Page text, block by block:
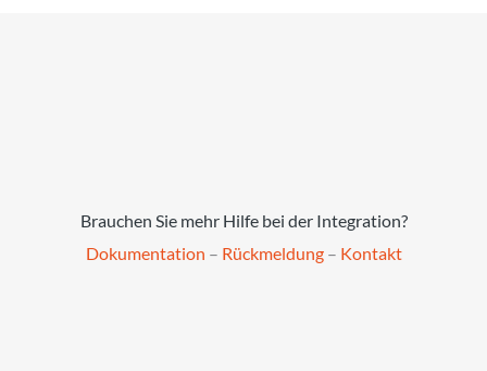
Brauchen Sie mehr Hilfe bei der Integration?
Dokumentation – Rückmeldung– Kontakt